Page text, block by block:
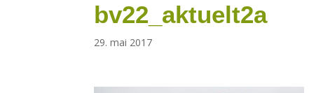
bv22_aktuelt2a
29. mai 2017